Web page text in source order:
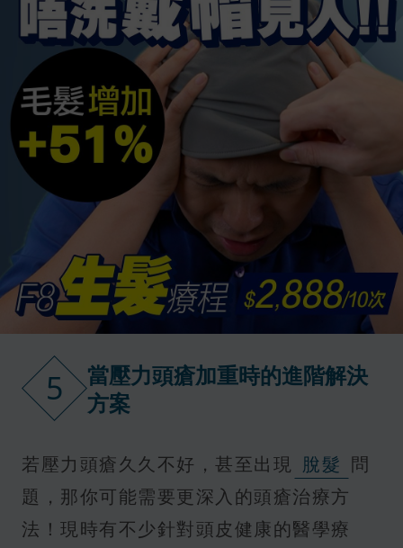
5
當壓力頭瘡加重時的進階解決
方案
若壓力頭瘡久久不好，甚至出現 脫髮 問
題，那你可能需要更深入的頭瘡治療方
法！現時有不少針對頭皮健康的醫學療